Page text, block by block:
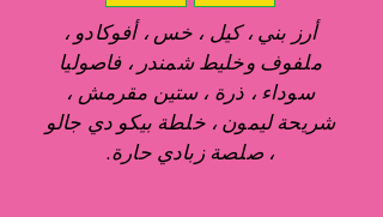
أرز بني ، كيل ، خس ، أفوكادو ،
ملفوف وخليط شمندر ، فاصوليا
سوداء ، ذرة ، ستين مقرمش ،
شريحة ليمون ، خلطة بيكو دي جالو
، صلصة زبادي حارة.